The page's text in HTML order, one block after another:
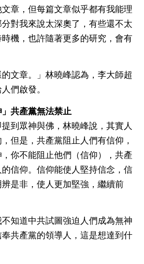
文章，但每篇文章似乎都有我能理
對我來說太深奧了，有些還不太
機，也許隨著更多的研究，會有
的文章。」林曉峰認為，李大師超
們啟發。
」共產黨無法禁止
到眾神與佛，林曉峰說，其實人
但是，共產黨阻止人們有信仰，
，你不能阻止他們（信仰），共產
信仰。信仰能使人堅持信念，信
是非，使人更加堅強，繼續前
知道中共試圖強迫人們成為無神
共產黨的領導人，這是想達到什